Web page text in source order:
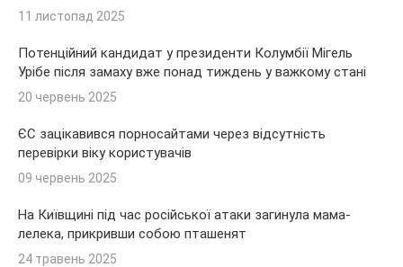
11 листопад 2025
Потенційний кандидат у президенти Колумбії Мігель
Урібе після замаху вже понад тиждень у важкому стані
20 червень 2025
ЄС зацікавився порносайтами через відсутність
перевірки віку користувачів
09 червень 2025
На Київщині під час російської атаки загинула мама-
лелека, прикривши собою пташенят
24 травень 2025